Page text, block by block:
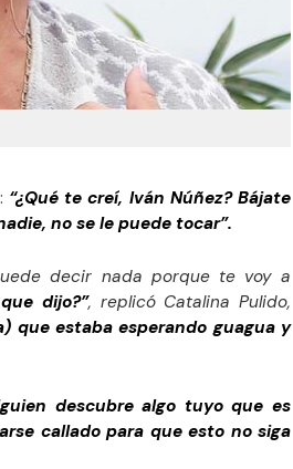
: “¿Qué te creí, Iván Núñez? Bájate
no se le puede tocar”.
decir nada porque te voy a
dijo?”, replicó Catalina Pulido,
que estaba esperando guagua y
descubre algo tuyo que es
callado para que esto no siga